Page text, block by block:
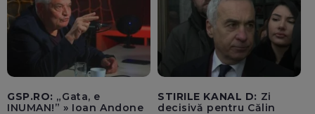
GSP.RO: „Gata, e
INUMAN!” » Ioan Andone
STIRILE KANAL D: Zi
decisivă pentru Călin